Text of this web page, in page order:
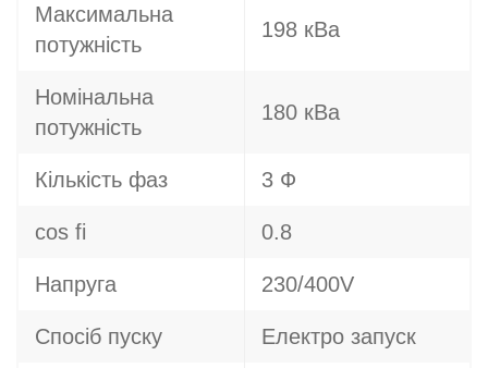
Максимальна
потужність
198 кВа
Номінальна
потужність
180 кВа
Кількість фаз 3 Ф
cos fi 0.8
Напруга 230/400V
Спосіб пуску Електро запуск